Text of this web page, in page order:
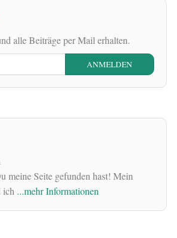
alle Beiträge per Mail erhalten.
meine Seite gefunden hast! Mein
ich ...mehr Informationen